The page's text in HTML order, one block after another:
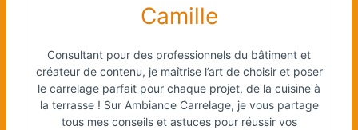
Camille
Consultant pour des professionnels du bâtiment et
créateur de contenu, je maîtrise l’art de choisir et poser
le carrelage parfait pour chaque projet, de la cuisine à
la terrasse ! Sur Ambiance Carrelage, je vous partage
tous mes conseils et astuces pour réussir vos